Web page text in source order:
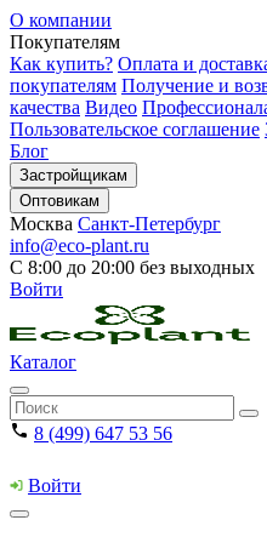
О компании
Покупателям
Как купить? Оплата и
покупателям Получение и
качества Видео
Пользовательское соглашение
Блог
Застройщикам
Оптовикам
Москва Санкт-Петербург
info@eco-plant.ru
С 8:00 до 20:00 без выходных
Войти
Каталог
8 (499) 647 53 56
Войти